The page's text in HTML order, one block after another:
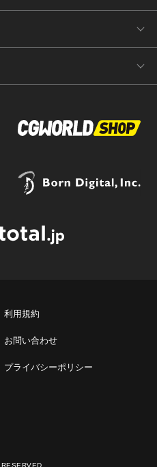
利用規約
お問い合わせ
プライバシーポリシー